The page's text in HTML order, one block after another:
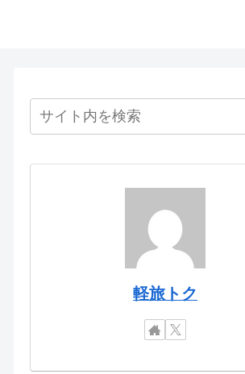
軽旅トク